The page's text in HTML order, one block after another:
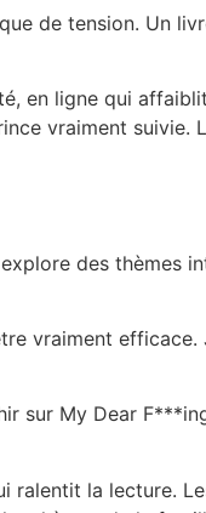
de tension. Un
en ligne qui
vraiment suivie.
des thèmes
vraiment efficace.
sur My Dear
la lecture.